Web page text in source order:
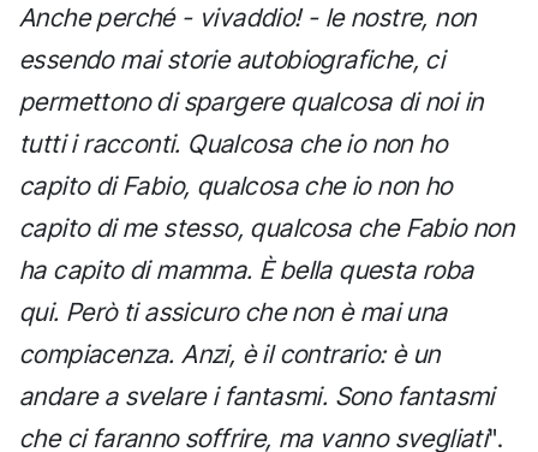
Anche perché - vivaddio! - le nostre, non
essendo mai storie autobiografiche, ci
permettono di spargere qualcosa di noi in
tutti i racconti. Qualcosa che io non ho
capito di Fabio, qualcosa che io non ho
capito di me stesso, qualcosa che Fabio non
ha capito di mamma. È bella questa roba
qui. Però ti assicuro che non è mai una
compiacenza. Anzi, è il contrario: è un
andare a svelare i fantasmi. Sono fantasmi
che ci faranno soffrire, ma vanno svegliati".